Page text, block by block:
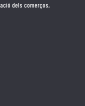
dels comerços,